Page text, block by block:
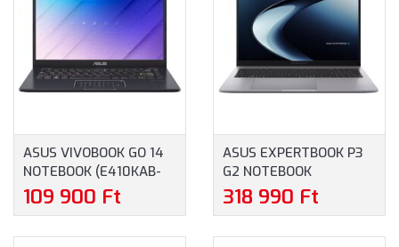
ASUS VIVOBOOK GO 14
NOTEBOOK (E410KAB-
EK877WS) - 14.0"
FULLHD, INTEL CELERON
109 900 Ft
ASUS EXPERTBOOK P3
G2 NOTEBOOK
(PM3606CHA-MB0186) -
16.0" WUXGA, AMD
318 990 Ft